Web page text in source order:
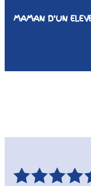
MAMAN D'UN